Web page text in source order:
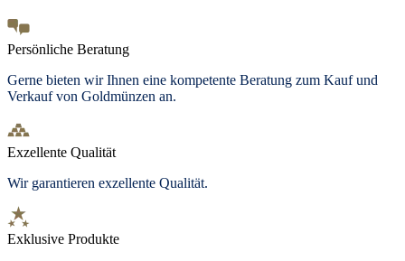
Persönliche Beratung
Gerne bieten wir Ihnen eine kompetente Beratung zum Kauf und
Verkauf von Goldmünzen an.
Exzellente Qualität
Wir garantieren exzellente Qualität.
Exklusive Produkte